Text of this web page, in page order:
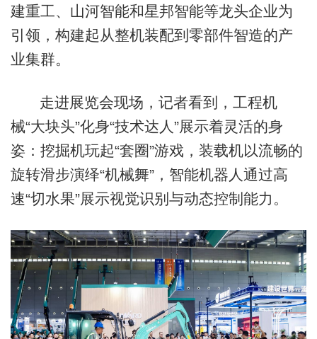
建重工、山河智能和星邦智能等龙头企业为
引领，构建起从整机装配到零部件智造的产
业集群。
走进展览会现场，记者看到，工程机
械“大块头”化身“技术达人”展示着灵活的身
姿：挖掘机玩起“套圈”游戏，装载机以流畅的
旋转滑步演绎“机械舞”，智能机器人通过高
速“切水果”展示视觉识别与动态控制能力。